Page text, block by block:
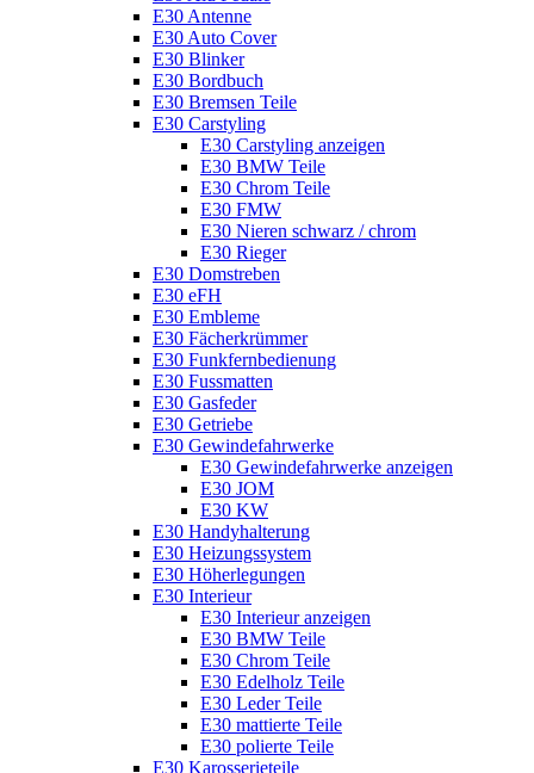
E30 Antenne
E30 Auto Cover
E30 Blinker
E30 Bordbuch
E30 Bremsen Teile
E30 Carstyling
E30 Carstyling anzeigen
E30 BMW Teile
E30 Chrom Teile
E30 FMW
E30 Nieren schwarz / chrom
E30 Rieger
E30 Domstreben
E30 eFH
E30 Embleme
E30 Fächerkrümmer
E30 Funkfernbedienung
E30 Fussmatten
E30 Gasfeder
E30 Getriebe
E30 Gewindefahrwerke
E30 Gewindefahrwerke anzeigen
E30 JOM
E30 KW
E30 Handyhalterung
E30 Heizungssystem
E30 Höherlegungen
E30 Interieur
E30 Interieur anzeigen
E30 BMW Teile
E30 Chrom Teile
E30 Edelholz Teile
E30 Leder Teile
E30 mattierte Teile
E30 polierte Teile
E30 Karosserieteile